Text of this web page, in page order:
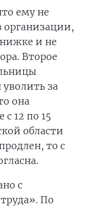
ему не
организации,
и не
Второе
за
она
с 12 по 15
области
то с
с
По